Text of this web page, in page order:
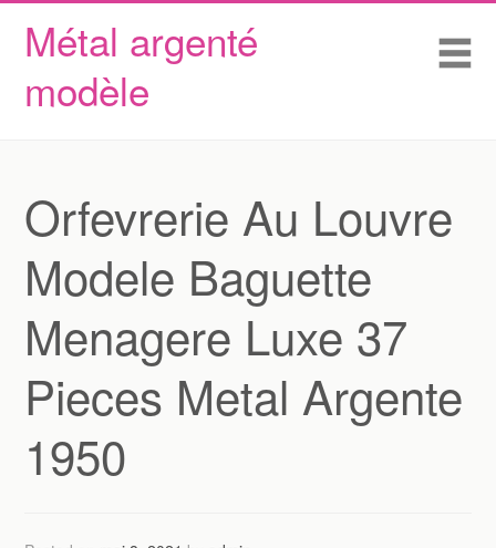
Métal argenté
modèle
Skip to content
Accueil
Conditions d’utilisation
Orfevrerie Au Louvre
Modele Baguette
Menagere Luxe 37
Pieces Metal Argente
1950